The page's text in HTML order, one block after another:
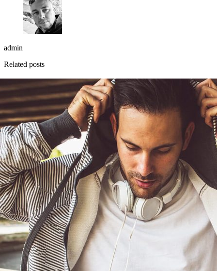
admin
Related posts